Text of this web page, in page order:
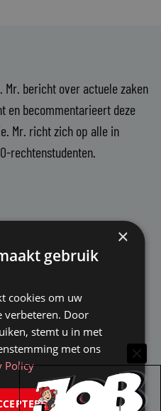
bericht over actuele zaken
en becommentarieert deze
Mr. richt zich op alle in
rechtenstudenten.
×
gebruik
cookies om uw
verbeteren. Door
stemt u in met
met ons
Policy